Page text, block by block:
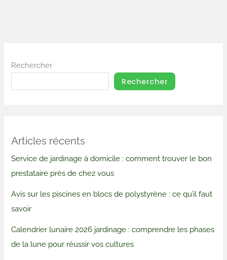
Rechercher
Rechercher
Articles récents
Service de jardinage à domicile : comment trouver le bon
prestataire près de chez vous
Avis sur les piscines en blocs de polystyrène : ce qu’il faut
savoir
Calendrier lunaire 2026 jardinage : comprendre les phases
de la lune pour réussir vos cultures